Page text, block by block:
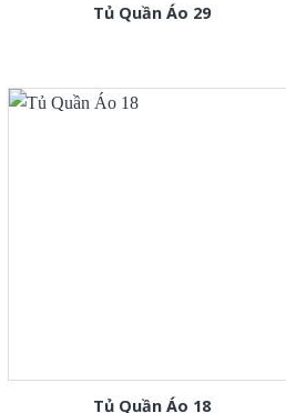
Tủ Quần Áo 29
Tủ Quần Áo 18